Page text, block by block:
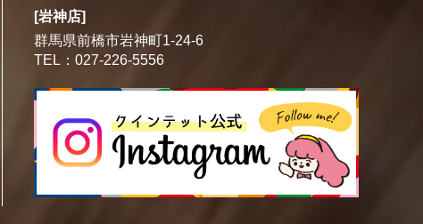
[岩神店]
群馬県前橋市岩神町1-24-6
TEL：027-226-5556